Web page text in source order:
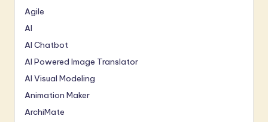
Agile
AI
AI Chatbot
AI Powered Image Translator
AI Visual Modeling
Animation Maker
ArchiMate